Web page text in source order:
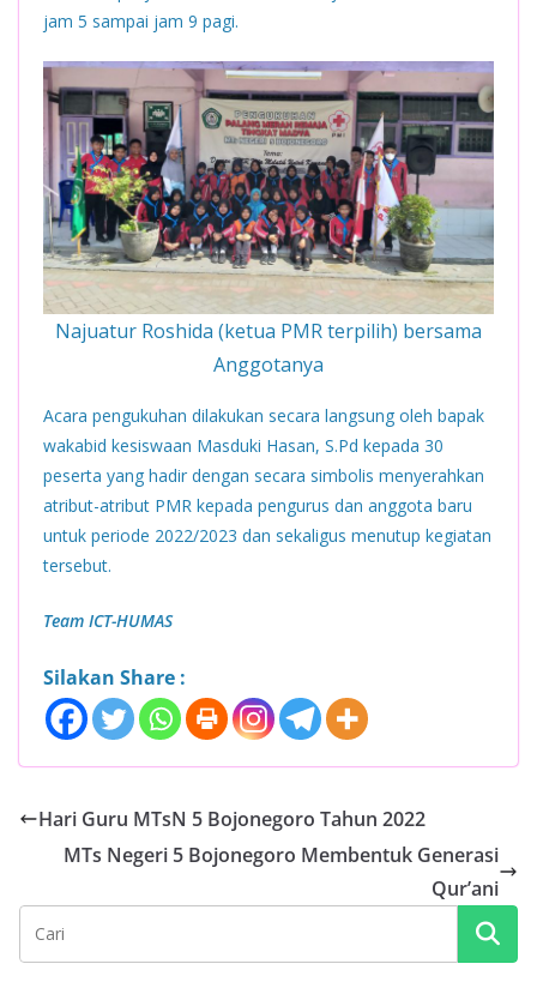
jam 5 sampai jam 9 pagi.
Najuatur Roshida (ketua PMR terpilih) bersama
Anggotanya
Acara pengukuhan dilakukan secara langsung oleh bapak
wakabid kesiswaan Masduki Hasan, S.Pd kepada 30
peserta yang hadir dengan secara simbolis menyerahkan
atribut-atribut PMR kepada pengurus dan anggota baru
untuk periode 2022/2023 dan sekaligus menutup kegiatan
tersebut.
Team ICT-HUMAS
Silakan Share :
Hari Guru MTsN 5 Bojonegoro Tahun 2022
MTs Negeri 5 Bojonegoro Membentuk Generasi
Qur’ani